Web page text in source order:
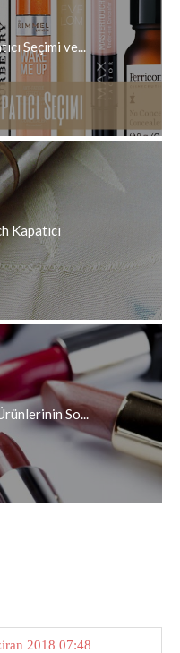
Seçimi ve...
Kapatıcı
So...
2018 07:48